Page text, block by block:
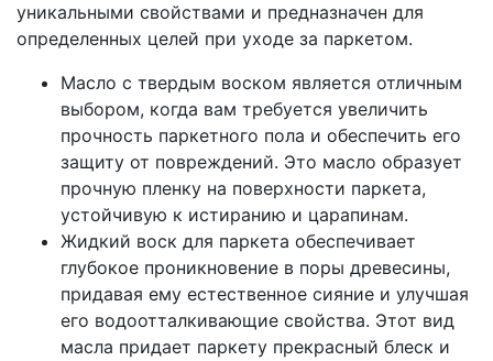
уникальными свойствами и предназначен для
определенных целей при уходе за паркетом.
Масло с твердым воском является отличным
выбором, когда вам требуется увеличить
прочность паркетного пола и обеспечить его
защиту от повреждений. Это масло образует
прочную пленку на поверхности паркета,
устойчивую к истиранию и царапинам.
Жидкий воск для паркета обеспечивает
глубокое проникновение в поры древесины,
придавая ему естественное сияние и улучшая
его водоотталкивающие свойства. Этот вид
масла придает паркету прекрасный блеск и